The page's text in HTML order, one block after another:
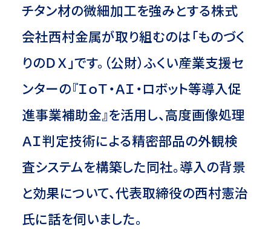
チタン材の微細加工を強みとする株式
会社西村金属が取り組むのは「ものづく
りのＤＸ」です。（公財）ふくい産業支援セ
ンターの『ＩｏＴ・ＡＩ・ロボット等導入促
進事業補助金』を活用し、高度画像処理
ＡＩ判定技術による精密部品の外観検
査システムを構築した同社。導入の背景
と効果について、代表取締役の西村憲治
氏に話を伺いました。